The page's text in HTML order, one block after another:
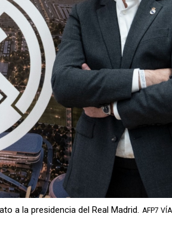
a la presidencia del Real Madrid. AFP7